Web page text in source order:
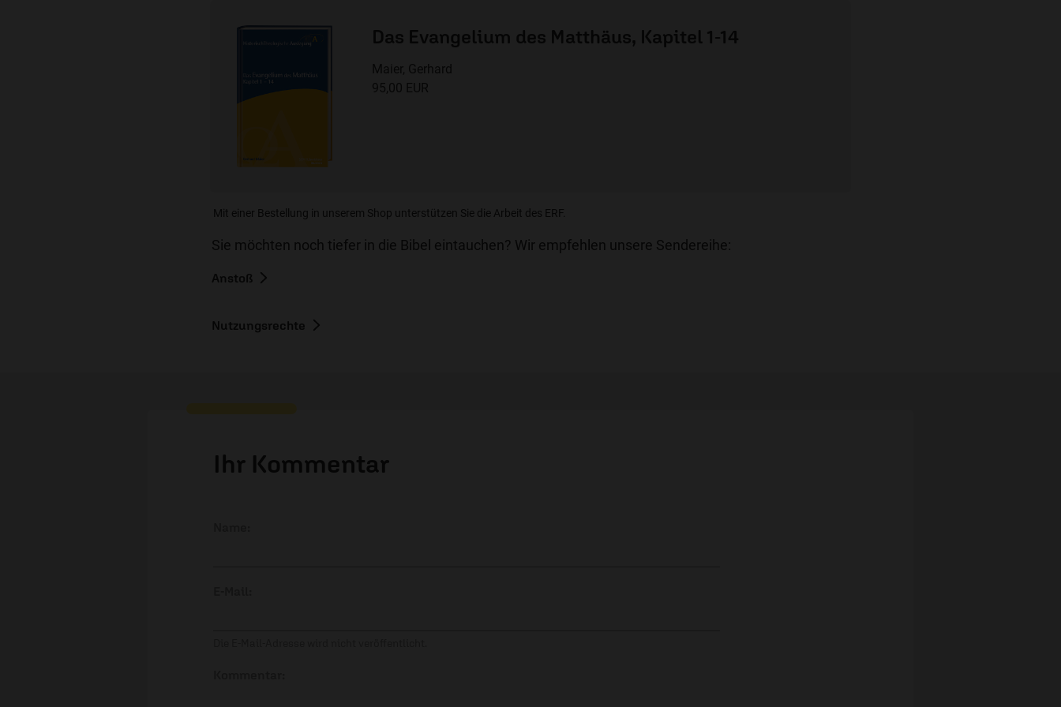
Das Evangelium des Matthäus, Kapitel 1-14
Maier, Gerhard
95,00 EUR
Mit einer Bestellung in unserem Shop unterstützen Sie die Arbeit des ERF.
Sie möchten noch tiefer in die Bibel eintauchen? Wir empfehlen unsere Sendereihe:
Anstoß
Nutzungsrechte
Ihr Kommentar